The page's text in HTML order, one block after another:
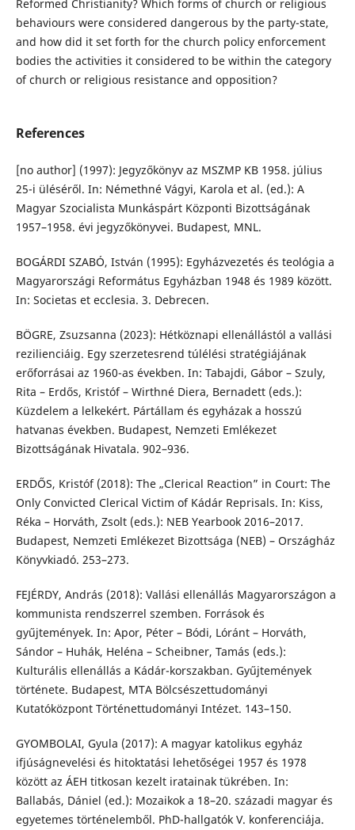
Reformed Christianity? Which forms of church or religious
behaviours were considered dangerous by the party-state,
and how did it set forth for the church policy enforcement
bodies the activities it considered to be within the category
of church or religious resistance and opposition?
References
[no author] (1997): Jegyzőkönyv az MSZMP KB 1958. július
25-i üléséről. In: Némethné Vágyi, Karola et al. (ed.): A
Magyar Szocialista Munkáspárt Központi Bizottságának
1957–1958. évi jegyzőkönyvei. Budapest, MNL.
BOGÁRDI SZABÓ, István (1995): Egyházvezetés és teológia a
Magyarországi Református Egyházban 1948 és 1989 között.
In: Societas et ecclesia. 3. Debrecen.
BÖGRE, Zsuzsanna (2023): Hétköznapi ellenállástól a vallási
rezilienciáig. Egy szerzetesrend túlélési stratégiájának
erőforrásai az 1960-as években. In: Tabajdi, Gábor – Szuly,
Rita – Erdős, Kristóf – Wirthné Diera, Bernadett (eds.):
Küzdelem a lelkekért. Pártállam és egyházak a hosszú
hatvanas években. Budapest, Nemzeti Emlékezet
Bizottságának Hivatala. 902–936.
ERDŐS, Kristóf (2018): The „Clerical Reaction” in Court: The
Only Convicted Clerical Victim of Kádár Reprisals. In: Kiss,
Réka – Horváth, Zsolt (eds.): NEB Yearbook 2016–2017.
Budapest, Nemzeti Emlékezet Bizottsága (NEB) – Országház
Könyvkiadó. 253–273.
FEJÉRDY, András (2018): Vallási ellenállás Magyarországon a
kommunista rendszerrel szemben. Források és
gyűjtemények. In: Apor, Péter – Bódi, Lóránt – Horváth,
Sándor – Huhák, Heléna – Scheibner, Tamás (eds.):
Kulturális ellenállás a Kádár-korszakban. Gyűjtemények
története. Budapest, MTA Bölcsészettudományi
Kutatóközpont Történettudományi Intézet. 143–150.
GYOMBOLAI, Gyula (2017): A magyar katolikus egyház
ifjúságnevelési és hitoktatási lehetőségei 1957 és 1978
között az ÁEH titkosan kezelt iratainak tükrében. In:
Ballabás, Dániel (ed.): Mozaikok a 18–20. századi magyar és
egyetemes történelemből. PhD-hallgatók V. konferenciája.